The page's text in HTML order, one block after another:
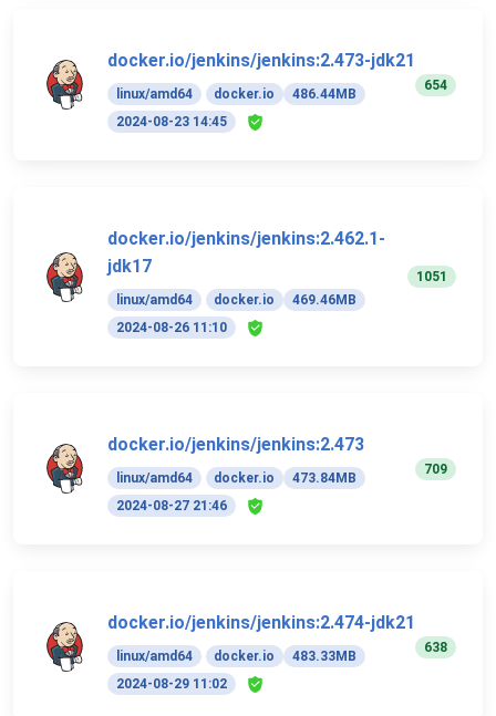
docker.io/jenkins/jenkins:2.473-jdk21
linux/amd64 docker.io
486.44MB
2024-08-23 14:45
654
docker.io/jenkins/jenkins:2.462.1-
jdk17
linux/amd64 docker.io
469.46MB
2024-08-26 11:10
1051
docker.io/jenkins/jenkins:2.473
linux/amd64 docker.io
473.84MB
2024-08-27 21:46
709
docker.io/jenkins/jenkins:2.474-jdk21
linux/amd64 docker.io
483.33MB
2024-08-29 11:02
638